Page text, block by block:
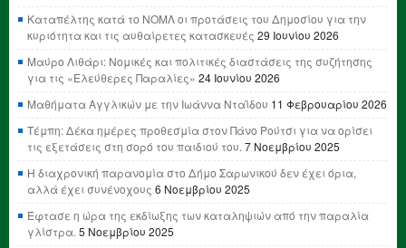
Καταπέλτης κατά το ΝΟΜΛ οι προτάσεις του Δημοσίου για την
κυριότητα και τις αυθαίρετες κατασκευές 29 Ιουνίου 2026
Μαύρο Λιθάρι: Νομικές και πολιτικές διαστάσεις της συζήτησης
για τις «Ελεύθερες Παραλίες» 24 Ιουνίου 2026
Μαθήματα Αγγλικών με την Ιωάννα Νταΐδου 11 Φεβρουαρίου 2026
Τέμπη: Δέκα ημέρες προθεσμία στον Πάνο Ρούτσι για να ορίσει
τις εξετάσεις στη σορό του παιδιού του. 7 Νοεμβρίου 2025
Η διαχρονική παρανομία στο Δήμο Σαρωνικού δεν έχει όρια,
αλλά έχει συνένοχους 6 Νοεμβρίου 2025
Έφτασε η ώρα της εκδίωξης των καταληψιών από την παραλία
γλίστρα. 5 Νοεμβρίου 2025